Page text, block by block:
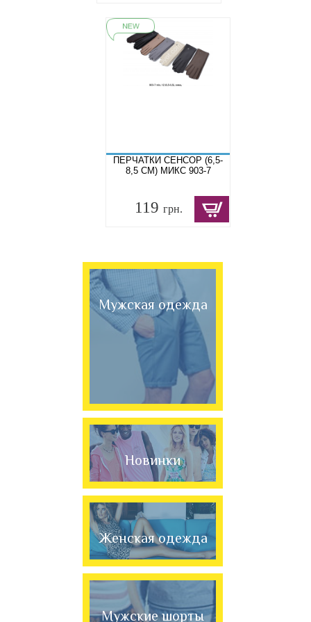
ПЕРЧАТКИ СЕНСОР (6,5-
8,5 СМ) МИКС 903-7
119грн.
Мужская одежда
Новинки
Женская одежда
Мужские шорты